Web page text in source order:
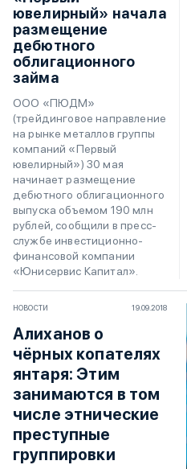
ювелирный» начала
размещение
дебютного
облигационного
займа
ООО «ПЮДМ»
(трейдинговое направление
на рынке металлов группы
компаний «Первый
ювелирный») 30 мая
начинает размещение
дебютного облигационного
выпуска объемом 190 млн
рублей, сообщили в пресс-
службе инвестиционно-
финансовой компании
«Юнисервис Капитал».
НОВОСТИ 19.09.2018
Алиханов о
чёрных копателях
янтаря: Этим
занимаются в том
числе этнические
преступные
группировки